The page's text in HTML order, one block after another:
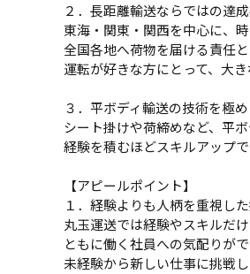
２．長距離輸送ならではの達
東海・関東・関西を中心に、
全国各地へ荷物を届ける責任
運転が好きな方にとって、大
３．平ボディ輸送の技術を極
シート掛けや荷締めなど、平
経験を積むほどスキルアップ
【アピールポイント】
１．経験よりも人柄を重視し
丸玉運送では経験やスキルだ
ともに働く社員への気配りが
未経験から新しい仕事に挑戦